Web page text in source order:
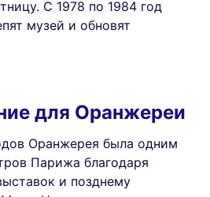
С 1978 по 1984 год
музей и обновят
для Оранжереи
Оранжерея была одним
Парижа благодаря
и позднему